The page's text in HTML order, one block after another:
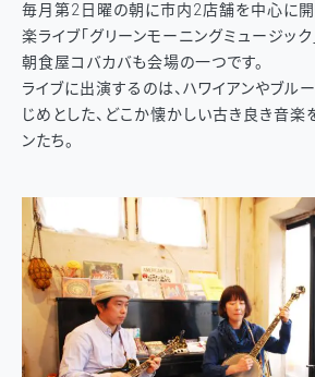
毎月第2日曜の朝に市内2店舗を中心に開
楽ライブ「グリーンモーニングミュージッ
朝食屋コバカバも会場の一つです。
ライブに出演するのは、ハワイアンやブル
じめとした、どこか懐かしい古き良き音楽
ンたち。